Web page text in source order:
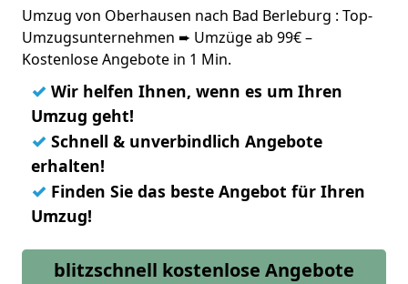
Umzug von Oberhausen nach Bad Berleburg : Top-
Umzugsunternehmen ➨ Umzüge ab 99€ –
Kostenlose Angebote in 1 Min.
✓ Wir helfen Ihnen, wenn es um Ihren
Umzug geht!
✓ Schnell & unverbindlich Angebote
erhalten!
✓ Finden Sie das beste Angebot für Ihren
Umzug!
blitzschnell kostenlose Angebote